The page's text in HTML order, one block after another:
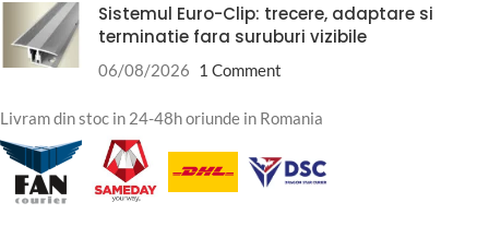
Sistemul Euro-Clip: trecere, adaptare si
terminatie fara suruburi vizibile
06/08/2026 1 Comment
Livram din stoc in 24-48h oriunde in Romania